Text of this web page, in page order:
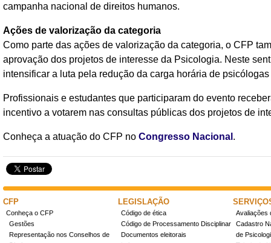
campanha nacional de direitos humanos.
Ações de valorização da categoria
Como parte das ações de valorização da categoria, o CFP
aprovação dos projetos de interesse da Psicologia. Neste
intensificar a luta pela redução da carga horária de
Profissionais e estudantes que participaram do evento
incentivo a votarem nas consultas públicas dos projetos de
Conheça a atuação do CFP no Congresso Nacional .
CFP
Conheça o CFP
Gestões
Representação nos Conselhos de
LEGISLAÇÃO
Código de ética
Código de Processamento Disciplinar
Documentos eleitorais
Avaliações
Cadastro
de